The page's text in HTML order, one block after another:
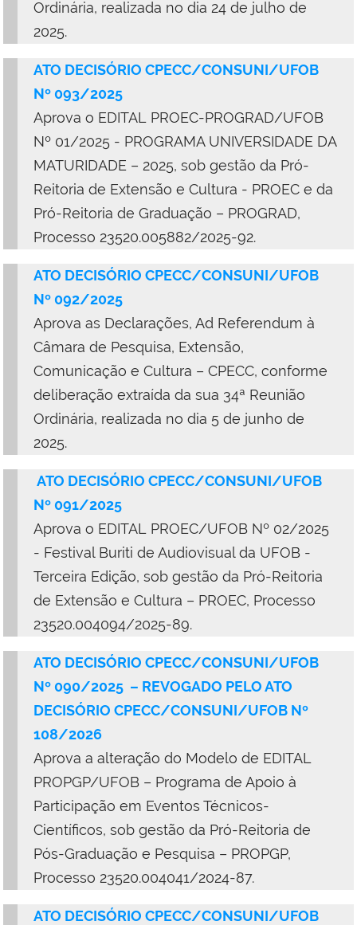
Ordinária, realizada no dia 24 de julho de
2025.
ATO DECISÓRIO CPECC/CONSUNI/UFOB
Nº 093/2025
Aprova o EDITAL PROEC-PROGRAD/UFOB
Nº 01/2025 - PROGRAMA UNIVERSIDADE DA
MATURIDADE – 2025, sob gestão da Pró-
Reitoria de Extensão e Cultura - PROEC e da
Pró-Reitoria de Graduação – PROGRAD,
Processo 23520.005882/2025-92.
ATO DECISÓRIO CPECC/CONSUNI/UFOB
Nº 092/2025
Aprova as Declarações, Ad Referendum à
Câmara de Pesquisa, Extensão,
Comunicação e Cultura – CPECC, conforme
deliberação extraída da sua 34ª Reunião
Ordinária, realizada no dia 5 de junho de
2025.
ATO DECISÓRIO CPECC/CONSUNI/UFOB
Nº 091/2025
Aprova o EDITAL PROEC/UFOB Nº 02/2025
- Festival Buriti de Audiovisual da UFOB -
Terceira Edição, sob gestão da Pró-Reitoria
de Extensão e Cultura – PROEC, Processo
23520.004094/2025-89.
ATO DECISÓRIO CPECC/CONSUNI/UFOB
Nº 090/2025 – REVOGADO PELO ATO
DECISÓRIO CPECC/CONSUNI/UFOB Nº
108/2026
Aprova a alteração do Modelo de EDITAL
PROPGP/UFOB – Programa de Apoio à
Participação em Eventos Técnicos-
Científicos, sob gestão da Pró-Reitoria de
Pós-Graduação e Pesquisa – PROPGP,
Processo 23520.004041/2024-87.
ATO DECISÓRIO CPECC/CONSUNI/UFOB